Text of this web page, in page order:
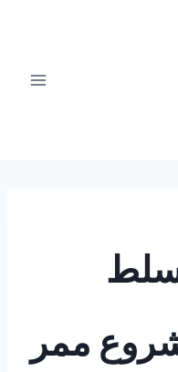
ممر